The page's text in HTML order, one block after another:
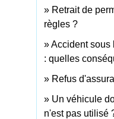
Retrait de
règles ?
Accident sous
: quelles
Refus
Un véhicule
n'est pas utilisé